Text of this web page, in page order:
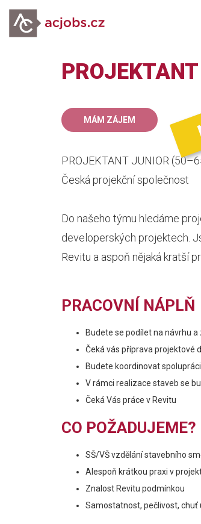
MÁM ZÁJEM
PROJEKTANT JUNIOR
Česká projekční společnost
Do našeho týmu hledáme
developerských projektech.
Revitu a aspoň nějaká kratší
PRACOVNÍ NÁPLŇ
Budete se podílet na návrhu
Čeká vás příprava projektové
Budete koordinovat
V rámci realizace staveb se
Čeká Vás práce v Revitu
CO POŽADUJEME?
SŠ/VŠ vzdělání stavebního
Alespoň krátkou praxi v
Znalost Revitu podmínkou
Samostatnost, pečlivost, chuť